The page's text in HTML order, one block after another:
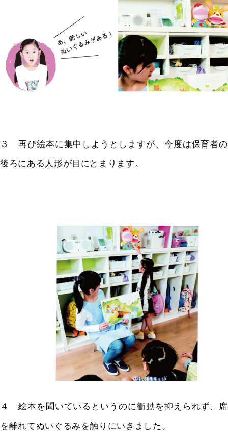
３ 再び絵本に集中しようとしますが、今度は保育者の
後ろにある人形が目にとまります。
４ 絵本を聞いているというのに衝動を抑えられず、席
を離れてぬいぐるみを触りにいきました。